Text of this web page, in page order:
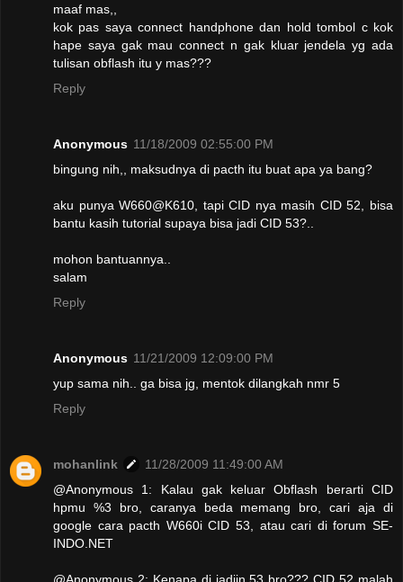
maaf mas,,
kok pas saya connect handphone dan hold tombol c kok
hape saya gak mau connect n gak kluar jendela yg ada
tulisan obflash itu y mas???
Reply
Anonymous 11/18/2009 02:55:00 PM
bingung nih,, maksudnya di pacth itu buat apa ya bang?
aku punya W660@K610, tapi CID nya masih CID 52, bisa
bantu kasih tutorial supaya bisa jadi CID 53?..
mohon bantuannya..
salam
Reply
Anonymous 11/21/2009 12:09:00 PM
yup sama nih.. ga bisa jg, mentok dilangkah nmr 5
Reply
mohanlink
11/28/2009 11:49:00 AM
@Anonymous 1: Kalau gak keluar Obflash berarti CID
hpmu %3 bro, caranya beda memang bro, cari aja di
google cara pacth W660i CID 53, atau cari di forum SE-
INDO.NET
@Anonymous 2: Kenapa di jadiin 53 bro??? CID 52 malah